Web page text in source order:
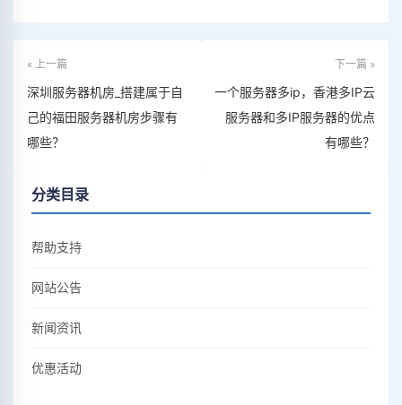
« 上一篇
深圳服务器机房_搭建属于自
己的福田服务器机房步骤有
哪些？
下一篇 »
一个服务器多ip，香港多IP云
服务器和多IP服务器的优点
有哪些？
分类目录
帮助支持
网站公告
新闻资讯
优惠活动